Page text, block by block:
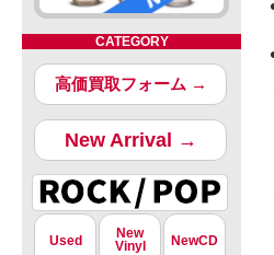
CATEGORY
高価買取フォーム →
New Arrival →
Used
New
Vinyl
NewCD